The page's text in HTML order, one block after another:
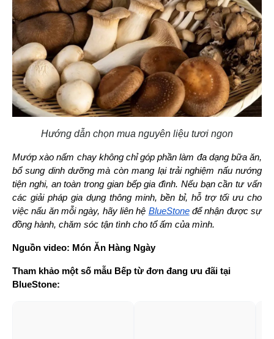
Hướng dẫn chọn mua nguyên liệu tươi ngon
Mướp xào nấm chay không chỉ góp phần làm đa dạng bữa ăn,
bổ sung dinh dưỡng mà còn mang lại trải nghiệm nấu nướng
tiện nghi, an toàn trong gian bếp gia đình. Nếu bạn cần tư vấn
các giải pháp gia dụng thông minh, bền bỉ, hỗ trợ tối ưu cho
việc nấu ăn mỗi ngày, hãy liên hệ BlueStone để nhận được sự
đồng hành, chăm sóc tận tình cho tổ ấm của mình.
Nguồn video: Món Ăn Hàng Ngày
Tham khảo một số mẫu Bếp từ đơn đang ưu đãi tại
BlueStone: